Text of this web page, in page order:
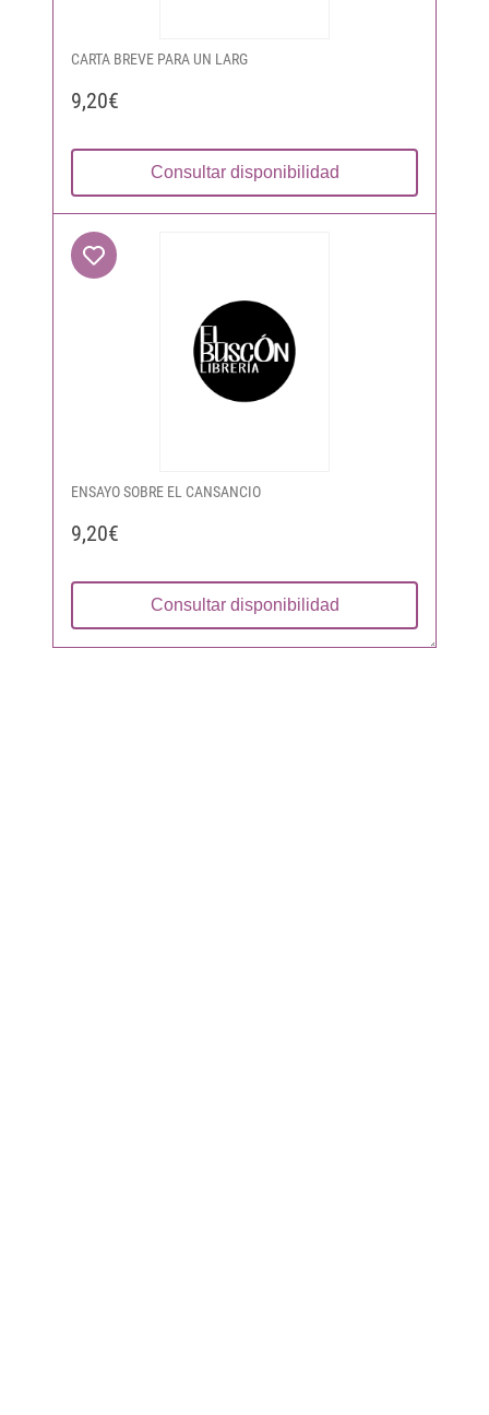
CARTA BREVE PARA UN LARG
9,20€
Consultar disponibilidad
ENSAYO SOBRE EL CANSANCIO
9,20€
Consultar disponibilidad